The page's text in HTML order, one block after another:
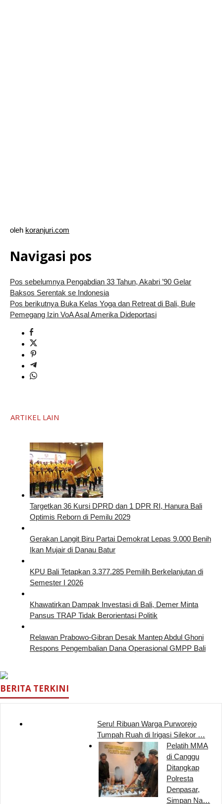
oleh koranjuri.com
Navigasi pos
Pos sebelumnyaPengabdian 33 Tahun, Akabri ’90 Gelar
Baksos Serentak se Indonesia
Pos berikutnyaBuka Kelas Yoga dan Retreat di Bali, Bule
Pemegang Izin VoA Asal Amerika Dideportasi
ARTIKEL LAIN
Targetkan 36 Kursi DPRD dan 1 DPR RI, Hanura Bali
Optimis Reborn di Pemilu 2029
Gerakan Langit Biru Partai Demokrat Lepas 9.000 Benih
Ikan Mujair di Danau Batur
KPU Bali Tetapkan 3.377.285 Pemilih Berkelanjutan di
Semester I 2026
Khawatirkan Dampak Investasi di Bali, Demer Minta
Pansus TRAP Tidak Berorientasi Politik
Relawan Prabowo-Gibran Desak Mantep Abdul Ghoni
Respons Pengembalian Dana Operasional GMPP Bali
BERITA TERKINI
Seru! Ribuan Warga Purworejo
Tumpah Ruah di Irigasi Silekor …
Pelatih MMA
di Canggu
Ditangkap
Polresta
Denpasar,
Simpan Na…